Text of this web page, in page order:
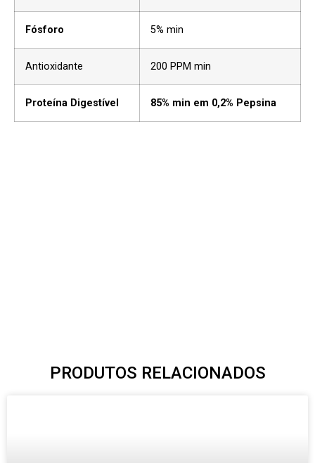
Fósforo 5% min
Antioxidante 200 PPM min
Proteína Digestível 85% min em 0,2% Pepsina
PRODUTOS RELACIONADOS